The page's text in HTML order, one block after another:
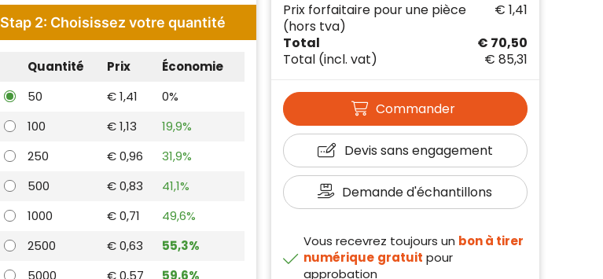
Stap 2: Choisissez votre quantité
Quantité Prix
Économie
50
€ 1,41
0%
100
€ 1,13
19,9%
250
€ 0,96
31,9%
500
€ 0,83
41,1%
1000
€ 0,71
49,6%
2500
€ 0,63
55,3%
5000
€ 0,57 59,6%
Total
€ 70,50
Total (incl. vat) € 85,31
Prix forfaitaire pour une pièce
(hors tva)
€ 1,41
Commander
Devis sans engagement
Demande d'échantillons
Vous recevrez toujours un bon à tirer
numérique gratuit pour
approbation